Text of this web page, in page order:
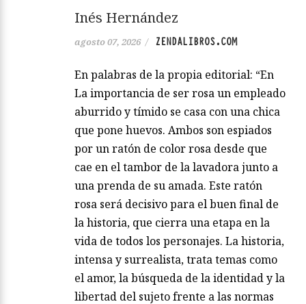
Inés Hernández
agosto 07, 2026 / ZENDALIBROS.COM
En palabras de la propia editorial: “En
La importancia de ser rosa un empleado
aburrido y tímido se casa con una chica
que pone huevos. Ambos son espiados
por un ratón de color rosa desde que
cae en el tambor de la lavadora junto a
una prenda de su amada. Este ratón
rosa será decisivo para el buen final de
la historia, que cierra una etapa en la
vida de todos los personajes. La historia,
intensa y surrealista, trata temas como
el amor, la búsqueda de la identidad y la
libertad del sujeto frente a las normas